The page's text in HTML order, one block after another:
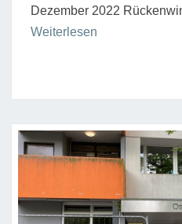
Dezember 2022
Weiterlesen
Gehweg,
entfällt
Parken”